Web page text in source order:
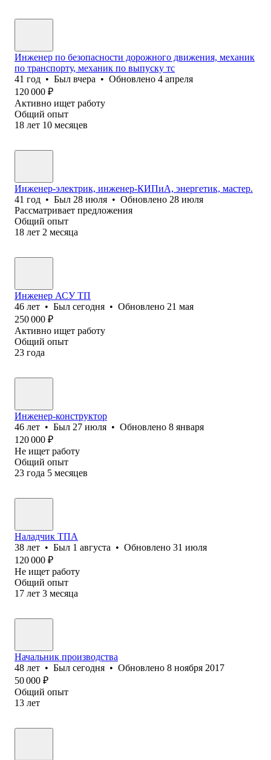
Инженер по безопасности дорожного движения, механик
по транспорту, механик по выпуску тс
41 год • Был вчера • Обновлено 4 апреля
120 000 ₽
Активно ищет работу
Общий опыт
18 лет 10 месяцев
Инженер-электрик, инженер-КИПиА, энергетик, мастер.
41 год • Был 28 июля • Обновлено 28 июля
Рассматривает предложения
Общий опыт
18 лет 2 месяца
Инженер АСУ ТП
46 лет • Был сегодня • Обновлено 21 мая
250 000 ₽
Активно ищет работу
Общий опыт
23 года
Инженер-конструктор
46 лет • Был 27 июля • Обновлено 8 января
120 000 ₽
Не ищет работу
Общий опыт
23 года 5 месяцев
Наладчик ТПА
38 лет • Был 1 августа • Обновлено 31 июля
120 000 ₽
Не ищет работу
Общий опыт
17 лет 3 месяца
Начальник производства
48 лет • Был сегодня • Обновлено 8 ноября 2017
50 000 ₽
Общий опыт
13 лет